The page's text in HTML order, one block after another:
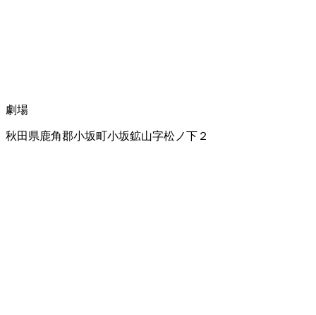
劇場
秋田県鹿角郡小坂町小坂鉱山字松ノ下２